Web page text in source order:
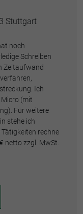
Stuttgart
noch
Schreiben
Zeitaufwand
Ich
(mit
Für weitere
stehe ich
rechne
netto zzgl. MwSt.